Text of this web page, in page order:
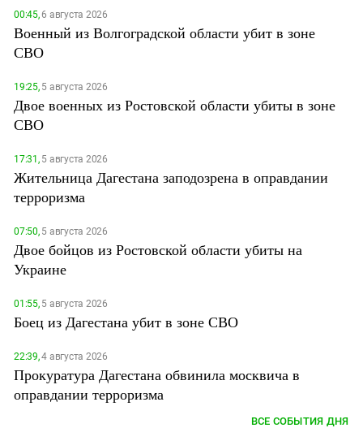
00:45,6 августа 2026
Военный из Волгоградской области убит в зоне
СВО
19:25,5 августа 2026
Двое военных из Ростовской области убиты в зоне
СВО
17:31,5 августа 2026
Жительница Дагестана заподозрена в оправдании
терроризма
07:50,5 августа 2026
Двое бойцов из Ростовской области убиты на
Украине
01:55,5 августа 2026
Боец из Дагестана убит в зоне СВО
22:39,4 августа 2026
Прокуратура Дагестана обвинила москвича в
оправдании терроризма
ВСЕ СОБЫТИЯ ДНЯ